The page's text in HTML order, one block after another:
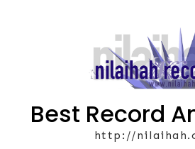
Best Record
http://